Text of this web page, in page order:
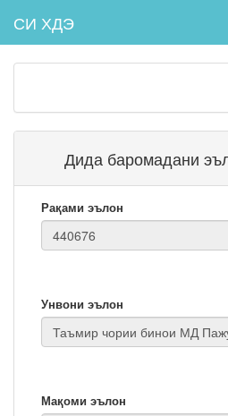
СИ ХДЭ
Дида баромадани
Рақами эълон
Унвони эълон
Мақоми эълон